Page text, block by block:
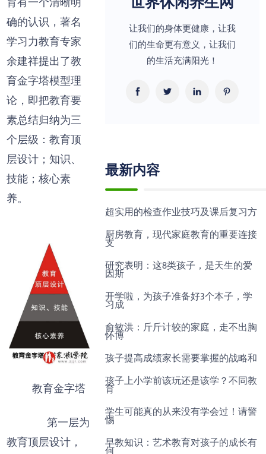
确的认识，著名
学习力教育专家
余建祥提出了教
育金字塔模型理
论，即把教育要
素总结归纳为三
个层级：教育顶
层设计；知识、
技能；核心素
养。
教育金字塔
第一层为
教育顶层设计，
让我们的身体更健康，让我
们的生命更有意义，让我们
的生活充满阳光！
最新内容
超实用的检查作业技巧及课后复习方
厨房教育，现代家庭教育的重要连接
支
研究表明：这8类孩子，是天生的爱
因斯
开学啦，为孩子准备好3个本子，学
习成
俞敏洪：斤斤计较的家庭，走不出胸
怀博
孩子提高成绩家长需要掌握的战略和
孩子上小学前该玩还是该学？不同教
育
学生可能真的从来没有学会过！请警
惕
早教知识：艺术教育对孩子的成长有